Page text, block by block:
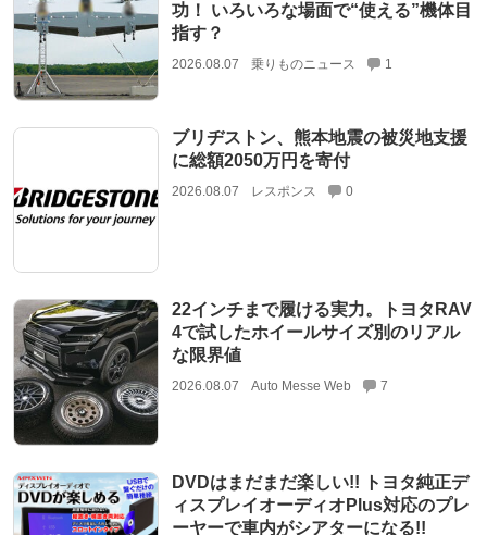
功！ いろいろな場面で“使える”機体目
指す？
2026.08.07 乗りものニュース 1
ブリヂストン、熊本地震の被災地支援
に総額2050万円を寄付
2026.08.07 レスポンス 0
22インチまで履ける実力。トヨタRAV
4で試したホイールサイズ別のリアル
な限界値
2026.08.07 Auto Messe Web 7
DVDはまだまだ楽しい!! トヨタ純正デ
ィスプレイオーディオPlus対応のプレ
ーヤーで車内がシアターになる!!